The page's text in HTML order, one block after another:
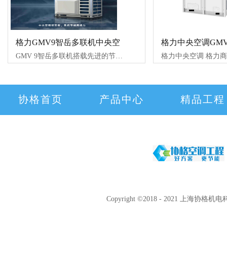
格力GMV9智岳多联机中央空
GMV 9智岳多联机搭载先进的节能技术与智能控制系统，是集合设备节能、系统节能、运行节能于一体的商用多联机，为国家双碳目标的达成积极助力，展现
格力中央空调
协格首页 产品中心 精品工程
Copyright ©2018 - 2021 上海协格机电